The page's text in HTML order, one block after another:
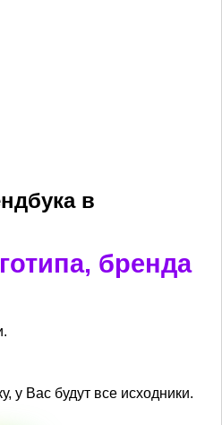
в
бренда
у Вас будут все исходники.